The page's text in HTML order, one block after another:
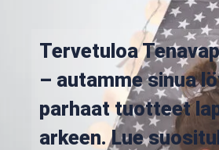
Tervetuloa
– autamme sinua
parhaat tuotteet
arkeen. Lue